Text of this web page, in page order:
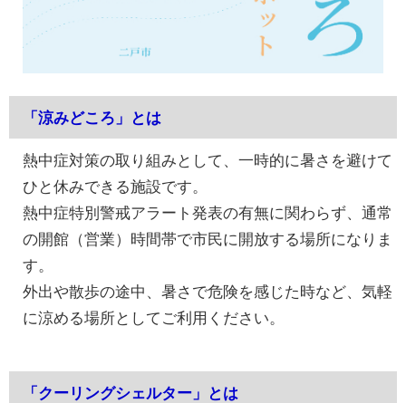
「涼みどころ」とは
熱中症対策の取り組みとして、一時的に暑さを避けて
ひと休みできる施設です。
熱中症特別警戒アラート発表の有無に関わらず、通常
の開館（営業）時間帯で市民に開放する場所になりま
す。
外出や散歩の途中、暑さで危険を感じた時など、気軽
に涼める場所としてご利用ください。
「クーリングシェルター」とは